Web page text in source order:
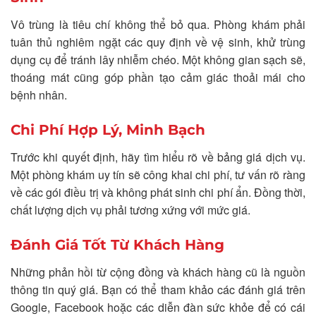
Vô trùng là tiêu chí không thể bỏ qua. Phòng khám phải
tuân thủ nghiêm ngặt các quy định về vệ sinh, khử trùng
dụng cụ để tránh lây nhiễm chéo. Một không gian sạch sẽ,
thoáng mát cũng góp phần tạo cảm giác thoải mái cho
bệnh nhân.
Chi Phí Hợp Lý, Minh Bạch
Trước khi quyết định, hãy tìm hiểu rõ về bảng giá dịch vụ.
Một phòng khám uy tín sẽ công khai chi phí, tư vấn rõ ràng
về các gói điều trị và không phát sinh chi phí ẩn. Đồng thời,
chất lượng dịch vụ phải tương xứng với mức giá.
Đánh Giá Tốt Từ Khách Hàng
Những phản hồi từ cộng đồng và khách hàng cũ là nguồn
thông tin quý giá. Bạn có thể tham khảo các đánh giá trên
Google, Facebook hoặc các diễn đàn sức khỏe để có cái